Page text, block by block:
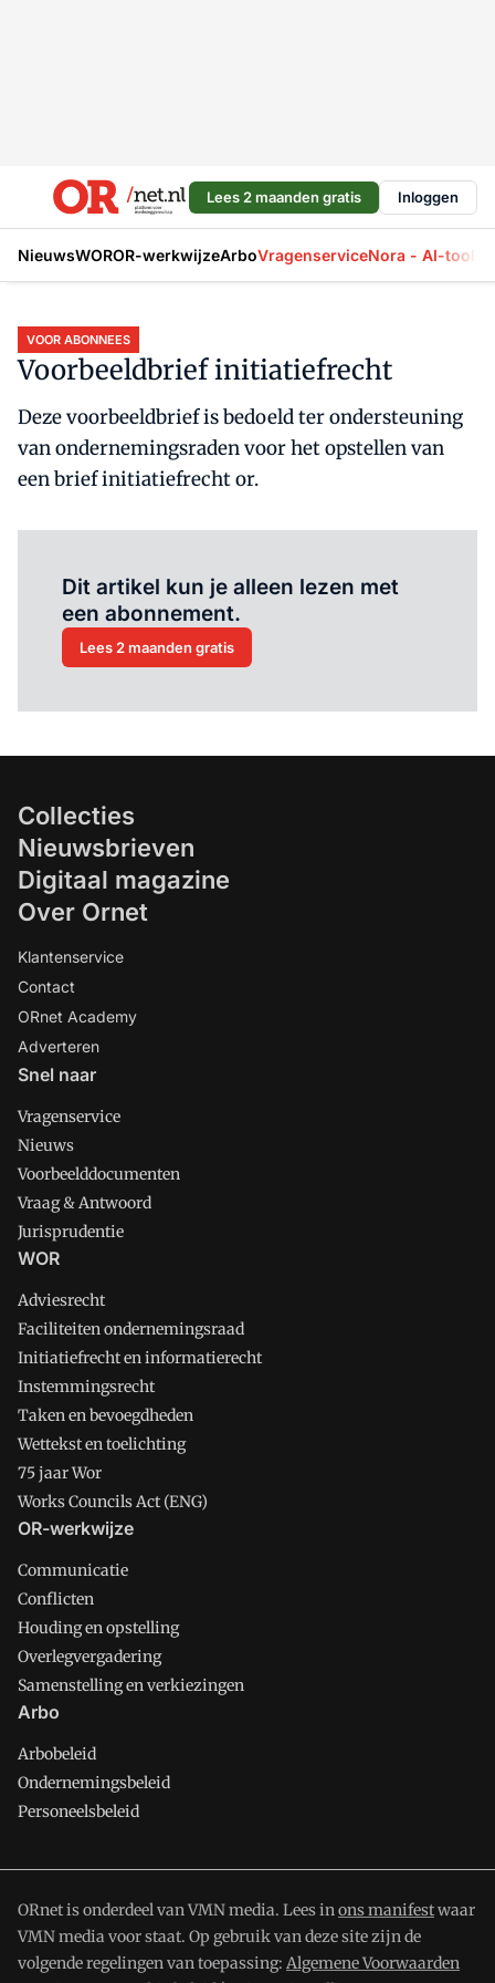
Lees 2 maanden gratis Inloggen
NieuwsWOROR-werkwijzeArboVragenserviceNora - AI-tool
VOOR ABONNEES
Voorbeeldbrief initiatiefrecht
Deze voorbeeldbrief is bedoeld ter ondersteuning
van ondernemingsraden voor het opstellen van
een brief initiatiefrecht or.
Dit artikel kun je alleen lezen met
een abonnement.
Lees 2 maanden gratis
Collecties
Nieuwsbrieven
Digitaal magazine
Over Ornet
Klantenservice
Contact
ORnet Academy
Adverteren
Snel naar
Vragenservice
Nieuws
Voorbeelddocumenten
Vraag & Antwoord
Jurisprudentie
WOR
Adviesrecht
Faciliteiten ondernemingsraad
Initiatiefrecht en informatierecht
Instemmingsrecht
Taken en bevoegdheden
Wettekst en toelichting
75 jaar Wor
Works Councils Act (ENG)
OR-werkwijze
Communicatie
Conflicten
Houding en opstelling
Overlegvergadering
Samenstelling en verkiezingen
Arbo
Arbobeleid
Ondernemingsbeleid
Personeelsbeleid
ORnet is onderdeel van VMN media. Lees inons manifestwaar
VMN media voor staat. Op gebruik van deze site zijn de
volgende regelingen van toepassing: Algemene Voorwaarden